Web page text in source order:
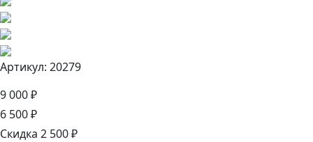
Артикул: 20279
9 000 ₽
6 500 ₽
Скидка 2 500 ₽